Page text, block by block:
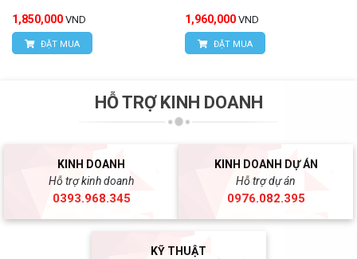
1,850,000 VND
ĐẶT MUA
1,960,000 VND
ĐẶT MUA
HỖ TRỢ KINH DOANH
KINH DOANH
Hỗ trợ kinh doanh
0393.968.345
KINH DOANH DỰ ÁN
Hỗ trợ dự án
0976.082.395
KỸ THUẬT